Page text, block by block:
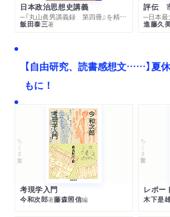
日本政治思想史講義
─『丸山眞男講義録 第四冊』を精読する
飯田泰三著
評伝
─日本最
進藤久
【自由研究、読書感想文……】夏
もに！
ちくま文庫
考現学入門
今和次郎著藤森照信編
ちくま学芸文庫
レポー
木下是